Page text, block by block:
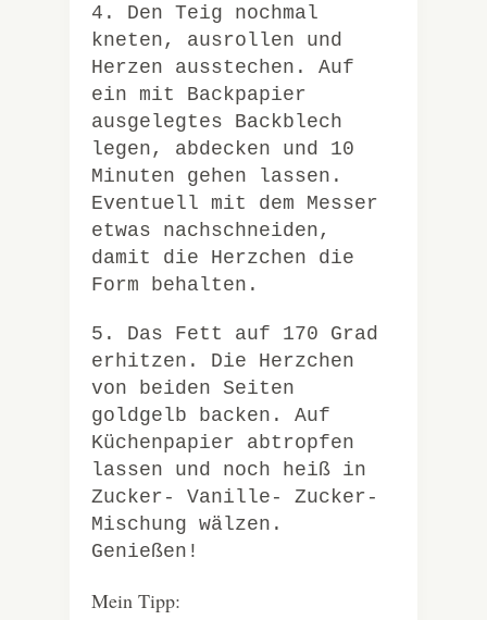
4. Den Teig nochmal
kneten, ausrollen und
Herzen ausstechen. Auf
ein mit Backpapier
ausgelegtes Backblech
legen, abdecken und 10
Minuten gehen lassen.
Eventuell mit dem Messer
etwas nachschneiden,
damit die Herzchen die
Form behalten.
5. Das Fett auf 170 Grad
erhitzen. Die Herzchen
von beiden Seiten
goldgelb backen. Auf
Küchenpapier abtropfen
lassen und noch heiß in
Zucker- Vanille- Zucker-
Mischung wälzen.
Genießen!
Mein Tipp: